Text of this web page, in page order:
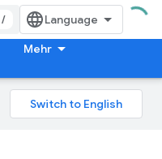
/
Mehr